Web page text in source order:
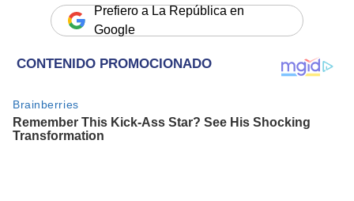
Prefiero a La República en
Google